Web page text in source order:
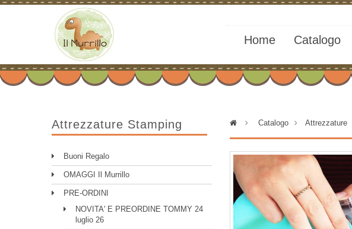
Home Catalogo
Attrezzature Stamping
Buoni Regalo
OMAGGI Il Murrillo
PRE-ORDINI
NOVITA' E PREORDINE TOMMY 24
luglio 26
> Catalogo > Attrezzature